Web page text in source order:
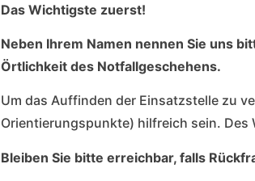
Das Wichtigste zuerst!
Neben Ihrem Namen nennen Sie uns
Örtlichkeit des Notfallgeschehens.
Um das Auffinden der Einsatzstelle zu
Orientierungspunkte) hilfreich sein.
Bleiben Sie bitte erreichbar, falls